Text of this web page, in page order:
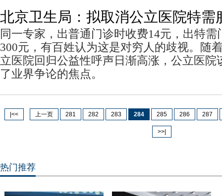
北京卫生局：拟取消公立医院特需
同一专家，出普通门诊时收费14元，出特需
300元，有百姓认为这是对穷人的歧视。随
立医院回归公益性呼声日渐高涨，公立医院
了业界争论的焦点。
|<< 上一页 281 282 283 284 285 286 287
>>|